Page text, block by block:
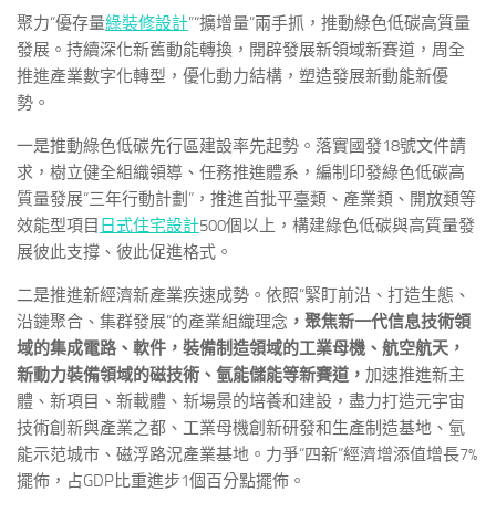
聚力“優存量綠裝修設計”“擴增量”兩手抓，推動綠色低碳高質量
發展。持續深化新舊動能轉換，開辟發展新領域新賽道，周全
推進產業數字化轉型，優化動力結構，塑造發展新動能新優
勢。
一是推動綠色低碳先行區建設率先起勢。落實國發18號文件請
求，樹立健全組織領導、任務推進體系，編制印發綠色低碳高
質量發展“三年行動計劃”，推進首批平臺類、產業類、開放類等
效能型項目 日式住宅設計500個以上，構建綠色低碳與高質量發
展彼此支撐、彼此促進格式。
二是推進新經濟新產業疾速成勢。依照“緊盯前沿、打造生態、
沿鏈聚合、集群發展”的產業組織理念 ，聚焦新一代信息技術領
域的集成電路、軟件，裝備制造領域的工業母機、航空航天，
新動力裝備領域的磁技術、氫能儲能等新賽道， 加速推進新主
體、新項目、新載體、新場景的培養和建設，盡力打造元宇宙
技術創新與產業之都、工業母機創新研發和生產制造基地、氫
能示范城市、磁浮路況產業基地。力爭“四新”經濟增添值增長7%
擺佈，占GDP比重進步1個百分點擺佈。